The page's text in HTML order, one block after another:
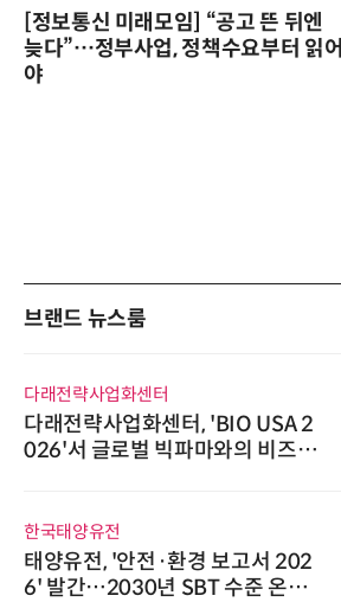
[정보통신 미래모임] “공고 뜬 뒤엔
늦다”…정부사업, 정책수요부터 읽어
야
브랜드 뉴스룸
다래전략사업화센터
다래전략사업화센터, 'BIO USA 2
026'서 글로벌 빅파마와의 비즈니
한국태양유전
태양유전, '안전·환경 보고서 202
6' 발간…2030년 SBT 수준 온실